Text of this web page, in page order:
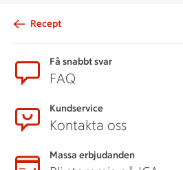
Recept
Få snabbt svar
FAQ
Kundservice
Kontakta oss
Massa erbjudanden